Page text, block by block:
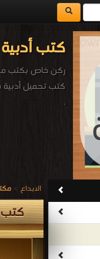
كتب
ركن خاص بكتب
كتب تحميل أدبية
.
الابداع >
كتب